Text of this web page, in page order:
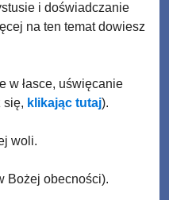
i doświadczanie
na ten temat dowiesz
w łasce, uświęcanie
się, klikając tutaj).
woli.
Bożej obecności).